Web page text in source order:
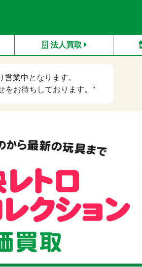
法人買取
営業中 となります。
をお待ちしております。"